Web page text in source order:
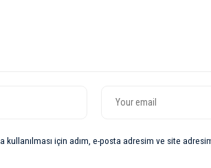
kullanılması için adım, e-posta adresim ve site